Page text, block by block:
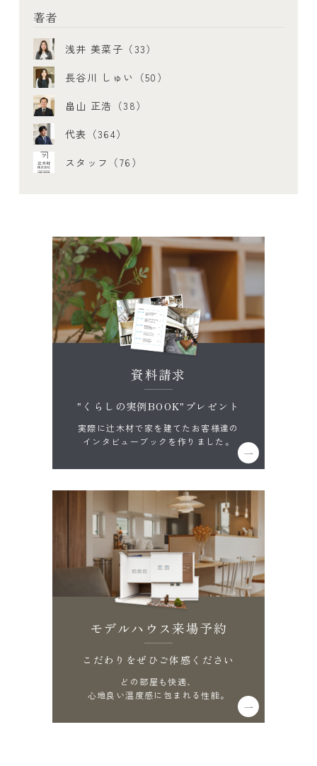
著者
浅井 美菜子（33）
長谷川 しゅい（50）
畠山 正浩（38）
代表（364）
スタッフ（76）
資料請求
"くらしの実例BOOK"プレゼント
実際に辻木材で家を建てたお客様達の
インタビューブックを作りました。
モデルハウス来場予約
こだわりをぜひご体感ください
どの部屋も快適、
心地良い温度感に包まれる性能。